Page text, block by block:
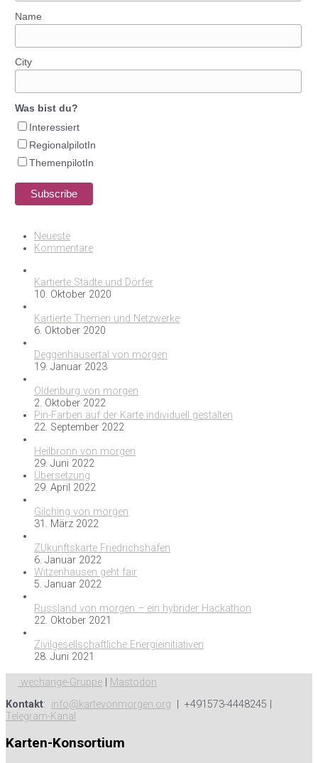
Name
City
Was bist du?
Interessiert
RegionalpilotIn
ThemenpilotIn
Neueste
Kommentare
Kartierte Städte und Dörfer
10. Oktober 2020
Kartierte Themen und Netzwerke
6. Oktober 2020
Deggenhausertal von morgen
19. Januar 2023
Oldenburg von morgen
2. Oktober 2022
Pin-Farben auf der Karte individuell gestalten
22. September 2022
Heilbronn von morgen
29. Juni 2022
Übersetzung
29. April 2022
Gilching von morgen
31. März 2022
ZUkunftskarte Friedrichshafen
6. Januar 2022
Witzenhausen geht fair
5. Januar 2022
Russland von morgen – ein hybrider Hackathon
22. Oktober 2021
Zivilgesellschaftliche Energieinitiativen
28. Juni 2021
wechange-Gruppe
Mastodon
Kontakt: info@kartevonmorgen.org | +491573-4448245 |
Telegram-Kanal
Karten-Konsortium